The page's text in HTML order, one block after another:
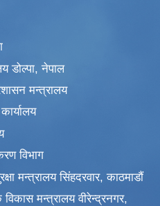
डोल्पा, नेपाल
मन्त्रालय
विभाग
मन्त्रालय सिंहदरवार, काठमाडाैं
मन्त्रालय वीरेन्द्रनगर,